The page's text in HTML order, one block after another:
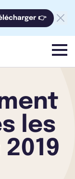
👉
menu
les